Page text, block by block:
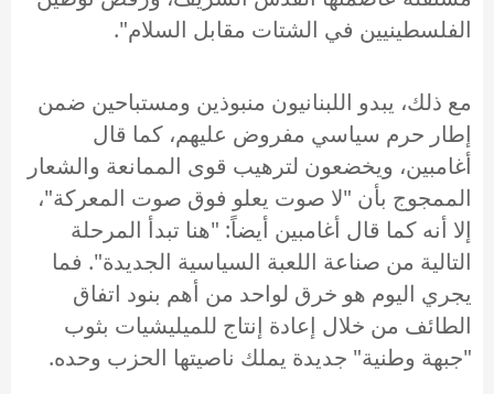
الفلسطينيين في الشتات مقابل السلام".
مع ذلك، يبدو اللبنانيون منبوذين ومستباحين ضمن
إطار حرم سياسي مفروض عليهم، كما قال
أغامبين، ويخضعون لترهيب قوى الممانعة والشعار
الممجوج بأن "لا صوت يعلو فوق صوت المعركة"،
إلا أنه كما قال أغامبين أيضاً: "هنا تبدأ المرحلة
التالية من صناعة اللعبة السياسية الجديدة". فما
يجري اليوم هو خرق لواحد من أهم بنود اتفاق
الطائف من خلال إعادة إنتاج للميليشيات بثوب
"جبهة وطنية" جديدة يملك ناصيتها الحزب وحده.